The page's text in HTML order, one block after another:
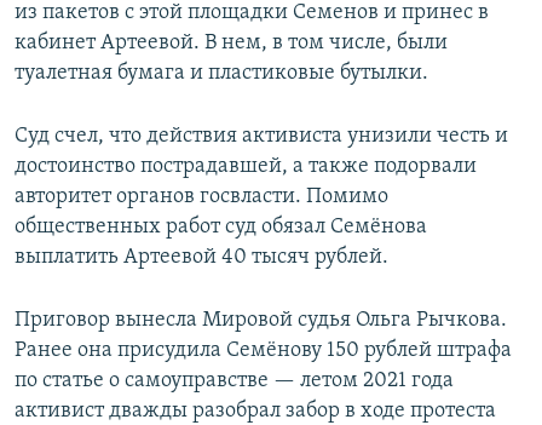
из пакетов с этой площадки Семенов и принес в
кабинет Артеевой. В нем, в том числе, были
туалетная бумага и пластиковые бутылки.
Суд счел, что действия активиста унизили честь и
достоинство пострадавшей, а также подорвали
авторитет органов госвласти. Помимо
общественных работ суд обязал Семёнова
выплатить Артеевой 40 тысяч рублей.
Приговор вынесла Мировой судья Ольга Рычкова.
Ранее она присудила Семёнову 150 рублей штрафа
по статье о самоуправстве — летом 2021 года
активист дважды разобрал забор в ходе протеста